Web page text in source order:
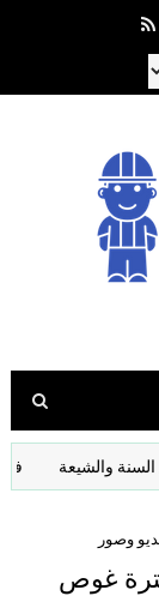
فرقة الوحوش
وصور
غوص